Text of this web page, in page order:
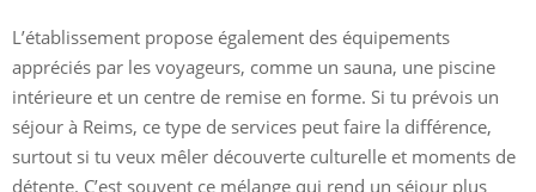
L’établissement propose également des équipements
appréciés par les voyageurs, comme un sauna, une piscine
intérieure et un centre de remise en forme. Si tu prévois un
séjour à Reims, ce type de services peut faire la différence,
surtout si tu veux mêler découverte culturelle et moments de
détente. C’est souvent ce mélange qui rend un séjour plus